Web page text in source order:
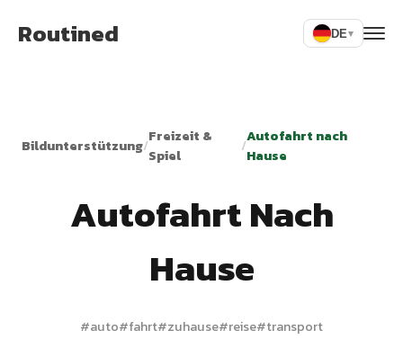
Routined DE▾
Bildunterstützung/Freizeit &
Spiel
/Autofahrt nach
Hause
Autofahrt Nach
Hause
#auto#fahrt#zuhause#reise#transport